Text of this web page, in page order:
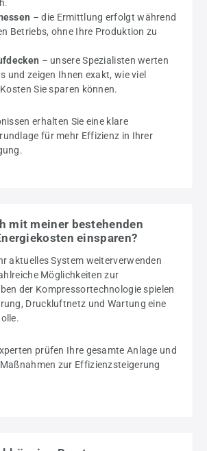
– die Ermittlung erfolgt während
Betriebs, ohne Ihre Produktion zu
– unsere Spezialisten werten
und zeigen Ihnen exakt, wie viel
Sie sparen können.
erhalten Sie eine klare
für mehr Effizienz in Ihrer
mit meiner bestehenden
einsparen?
aktuelles System weiterverwenden
Möglichkeiten zur
der Kompressortechnologie spielen
Druckluftnetz und Wartung eine
prüfen Ihre gesamte Anlage und
zur Effizienzsteigerung